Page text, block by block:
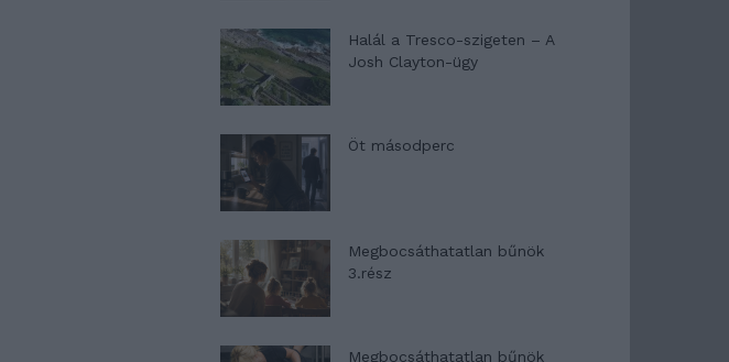
Halál a Tresco-szigeten – A
Josh Clayton-ügy
Öt másodperc
Megbocsáthatatlan bűnök
3.rész
Megbocsáthatatlan bűnök